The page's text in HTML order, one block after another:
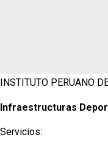
INSTITUTO PERUANO
Infraestructuras
Servicios: